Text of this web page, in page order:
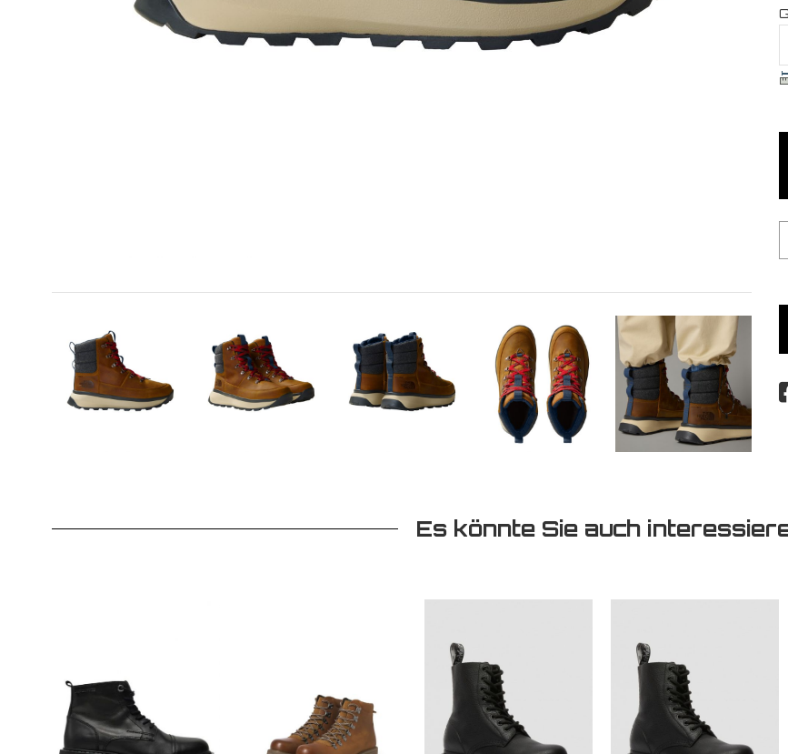
Es könnte Sie auch